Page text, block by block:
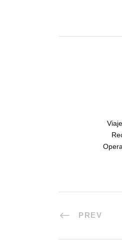
PREV